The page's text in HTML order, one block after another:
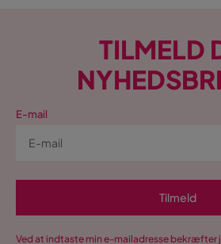
TILMELD
E-mail
Tilmeld
Ved at indtaste min e-mailadresse bekræfter